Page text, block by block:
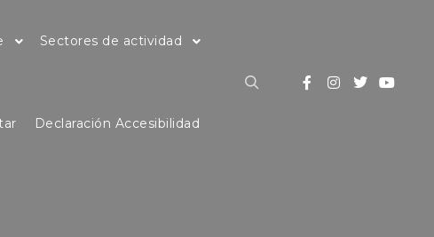
Sectores de actividad
Declaración Accesibilidad